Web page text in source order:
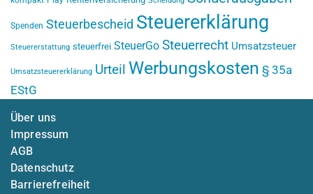
Spenden Steuerbescheid Steuererklärung
Steuererstattung steuerfrei SteuerGo Steuerrecht Umsatzsteuer
Umsatzsteuererklärung Urteil Werbungskosten § 35a
EStG
Über uns
Impressum
AGB
Datenschutz
Barrierefreiheit